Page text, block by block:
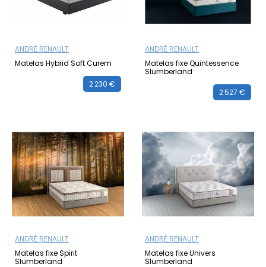
ANDRÉ RENAULT
Matelas Hybrid Soft Curem
2 230 €
ANDRÉ RENAULT
Matelas fixe Quintessence
Slumberland
2 527 €
ANDRÉ RENAULT
Matelas fixe Spirit
Slumberland
ANDRÉ RENAULT
Matelas fixe Univers
Slumberland